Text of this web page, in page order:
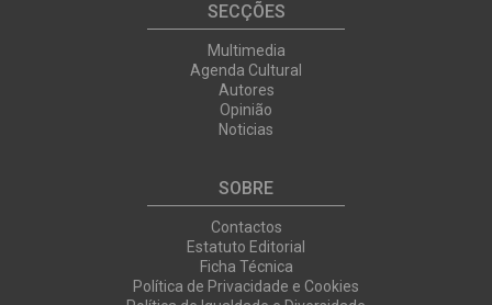
SECÇÕES
Multimedia
Agenda Cultural
Autores
Opinião
Noticias
SOBRE
Contactos
Estatuto Editorial
Ficha Técnica
Política de Privacidade e Cookies